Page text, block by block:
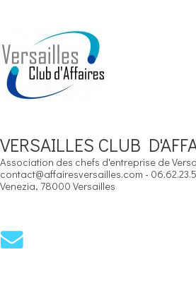
VERSAILLES CLUB
Association des chefs d'entreprise de
contact@affairesversailles.com -
Venezia, 78000 Versailles